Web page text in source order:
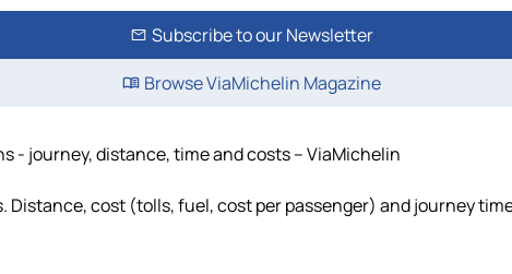
Subscribe to our Newsletter
Browse ViaMichelin Magazine
- journey, distance, time and costs – ViaMichelin
Distance, cost (tolls, fuel, cost per passenger) and journey